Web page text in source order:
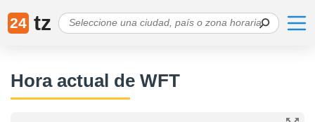
24 tz
Hora actual de WFT